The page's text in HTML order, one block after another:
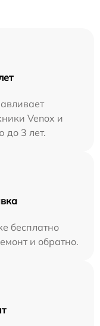
Venox и
до 3 лет.
бесплатно
и обратно.